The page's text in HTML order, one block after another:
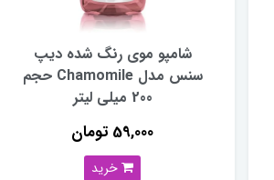
شامپو موی رنگ شده دیپ
سنس مدل Chamomile حجم
200 میلی لیتر
59,000 تومان
خرید